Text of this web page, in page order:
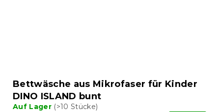
Bettwäsche aus Mikrofaser für Kinder
DINO ISLAND bunt
Auf Lager (>10 Stücke)